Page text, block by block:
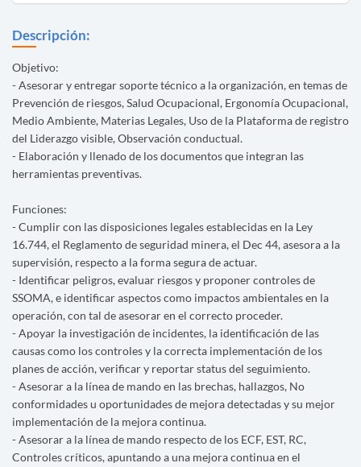
Descripción:
Objetivo:
- Asesorar y entregar soporte técnico a la organización, en temas de
Prevención de riesgos, Salud Ocupacional, Ergonomía Ocupacional,
Medio Ambiente, Materias Legales, Uso de la Plataforma de registro
del Liderazgo visible, Observación conductual.
- Elaboración y llenado de los documentos que integran las
herramientas preventivas.
Funciones:
- Cumplir con las disposiciones legales establecidas en la Ley
16.744, el Reglamento de seguridad minera, el Dec 44, asesora a la
supervisión, respecto a la forma segura de actuar.
- Identificar peligros, evaluar riesgos y proponer controles de
SSOMA, e identificar aspectos como impactos ambientales en la
operación, con tal de asesorar en el correcto proceder.
- Apoyar la investigación de incidentes, la identificación de las
causas como los controles y la correcta implementación de los
planes de acción, verificar y reportar status del seguimiento.
- Asesorar a la línea de mando en las brechas, hallazgos, No
conformidades u oportunidades de mejora detectadas y su mejor
implementación de la mejora continua.
- Asesorar a la línea de mando respecto de los ECF, EST, RC,
Controles críticos, apuntando a una mejora continua en el